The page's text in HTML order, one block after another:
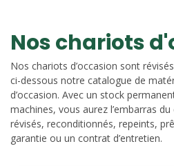
Nos chariots
Nos chariots d’occasion sont
ci-dessous notre catalogue de
d’occasion. Avec un stock
machines, vous aurez l’embarras
révisés, reconditionnés, repeints,
garantie ou un contrat d’entretien.